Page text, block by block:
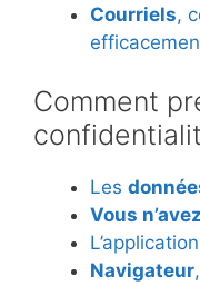
Courriels,
Comment
Les
Vous
L’application
Navigateur